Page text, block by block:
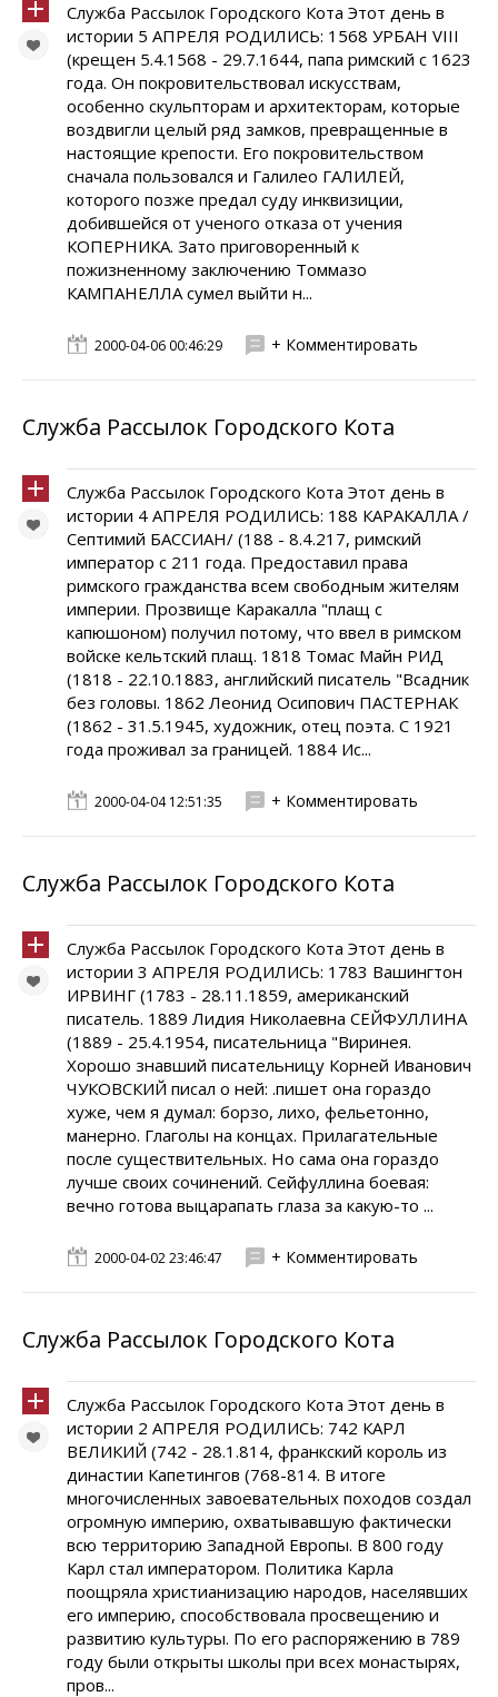
Служба Рассылок Городского Кота Этот день в
истории 5 АПРЕЛЯ РОДИЛИСЬ: 1568 УРБАН VIII
(крещен 5.4.1568 - 29.7.1644, папа римский с 1623
года. Он покровительствовал искусствам,
особенно скульпторам и архитекторам, которые
воздвигли целый ряд замков, превращенные в
настоящие крепости. Его покровительством
сначала пользовался и Галилео ГАЛИЛЕЙ,
которого позже предал суду инквизиции,
добившейся от ученого отказа от учения
КОПЕРНИКА. Зато приговоренный к
пожизненному заключению Томмазо
КАМПАНЕЛЛА сумел выйти н...
2000-04-06 00:46:29 + Комментировать
Служба Рассылок Городского Кота
Служба Рассылок Городского Кота Этот день в
истории 4 АПРЕЛЯ РОДИЛИСЬ: 188 КАРАКАЛЛА /
Септимий БАССИАН/ (188 - 8.4.217, римский
император с 211 года. Предоставил права
римского гражданства всем свободным жителям
империи. Прозвище Каракалла "плащ с
капюшоном) получил потому, что ввел в римском
войске кельтский плащ. 1818 Томас Майн РИД
(1818 - 22.10.1883, английский писатель "Всадник
без головы. 1862 Леонид Осипович ПАСТЕРНАК
(1862 - 31.5.1945, художник, отец поэта. С 1921
года проживал за границей. 1884 Ис...
2000-04-04 12:51:35 + Комментировать
Служба Рассылок Городского Кота
Служба Рассылок Городского Кота Этот день в
истории 3 АПРЕЛЯ РОДИЛИСЬ: 1783 Вашингтон
ИРВИНГ (1783 - 28.11.1859, американский
писатель. 1889 Лидия Николаевна СЕЙФУЛЛИНА
(1889 - 25.4.1954, писательница "Виринея.
Хорошо знавший писательницу Корней Иванович
ЧУКОВСКИЙ писал о ней: .пишет она гораздо
хуже, чем я думал: борзо, лихо, фельетонно,
манерно. Глаголы на концах. Прилагательные
после существительных. Но сама она гораздо
лучше своих сочинений. Сейфуллина боевая:
вечно готова выцарапать глаза за какую-то ...
2000-04-02 23:46:47 + Комментировать
Служба Рассылок Городского Кота
Служба Рассылок Городского Кота Этот день в
истории 2 АПРЕЛЯ РОДИЛИСЬ: 742 КАРЛ
ВЕЛИКИЙ (742 - 28.1.814, франкский король из
династии Капетингов (768-814. В итоге
многочисленных завоевательных походов создал
огромную империю, охватывавшую фактически
всю территорию Западной Европы. В 800 году
Карл стал императором. Политика Карла
поощряла христианизацию народов, населявших
его империю, способствовала просвещению и
развитию культуры. По его распоряжению в 789
году были открыты школы при всех монастырях,
пров...